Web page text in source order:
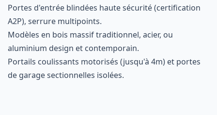
Portes d'entrée blindées haute sécurité (certification
A2P), serrure multipoints.
Modèles en bois massif traditionnel, acier, ou
aluminium design et contemporain.
Portails coulissants motorisés (jusqu'à 4m) et portes
de garage sectionnelles isolées.